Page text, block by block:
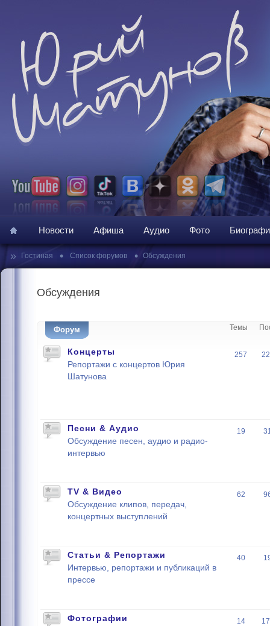
Новости Афиша Аудио Фото
» Гостиная • Список форумов • Обсуждения
Обсуждения
Форум Темы
Концерты
Репортажи с концертов Юрия
Шатунова
257
Песни & Аудио
Обсуждение песен, аудио и радио-
интервью
19
TV & Видео
Обсуждение клипов, передач,
концертных выступлений
62
Статьи & Репортажи
Интервью, репортажи и публикаций в
прессе
40
Фотографии 14